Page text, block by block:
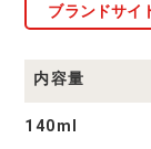
ブランドサイ
内容量
140ml